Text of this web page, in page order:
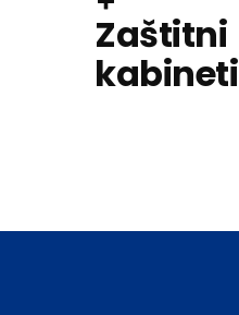
Zaštitni
kabineti